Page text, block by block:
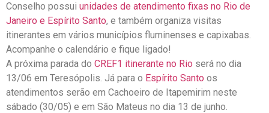
Conselho possui unidades de atendimento fixas no Rio de
Janeiro e Espírito Santo, e também organiza visitas
itinerantes em vários municípios fluminenses e capixabas.
Acompanhe o calendário e fique ligado!
A próxima parada do CREF1 itinerante no Rio será no dia
13/06 em Teresópolis. Já para o Espírito Santo os
atendimentos serão em Cachoeiro de Itapemirim neste
sábado (30/05) e em São Mateus no dia 13 de junho.